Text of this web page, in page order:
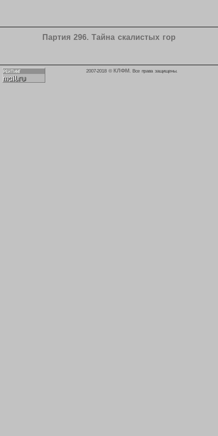
Партия 296. Тайна скалистых гор
2007-2018 © КЛФМ . Все права защищены.